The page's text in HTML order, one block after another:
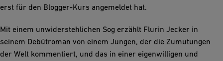
erst für den Blogger-Kurs angemeldet hat.
Mit einem unwiderstehlichen Sog erzählt Flurin Jecker in
seinem Debütroman von einem Jungen, der die Zumutungen
der Welt kommentiert, und das in einer eigenwilligen und